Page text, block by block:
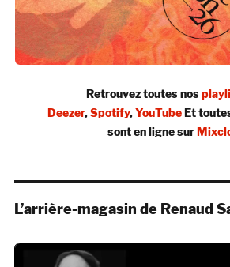
Retrouvez toutes nos
Deezer,Spotify,YouTubeEt
sont en ligne sur
L’arrière-magasin de Renaud